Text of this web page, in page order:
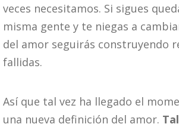
veces necesitamos. Si sigues
misma gente y te niegas a
del amor seguirás construyendo
fallidas.
Así que tal vez ha llegado el
una nueva definición del amor.